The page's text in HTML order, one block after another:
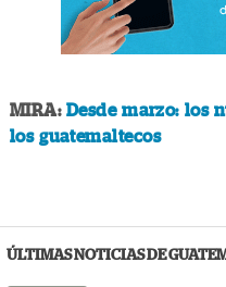
MIRA:Desde marzo: los
los guatemaltecos
ÚLTIMAS NOTICIAS DE